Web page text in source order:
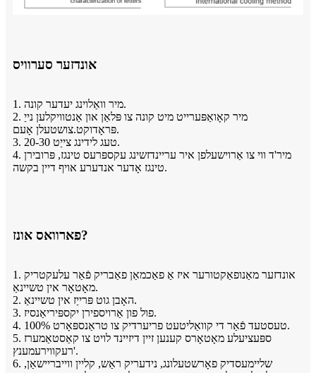
אונדזער סערוויס
1. מיר וואַלוינג יעדער קונה.
2. מיר קאָואַפּערייט מיט קונה צו פּלאַן און אַנטוויקלען נייַ
פּראָדוקט.צושטעלן אָעם.
3. 20-30 טעג לידינג צייַט.
4. מיר'ד ווי צו אַרוישעלפן איר עריינדזשינג עקספּרעס טינגז, פּרובירן
טינגז אָדער אנדערע אויף דיין בקשה.
פארוואס אונז?
1. אונדזער מאַנופאַקטורער איז אַ פאַכמאַן פאַבריק פֿאַר עלעקטריק
מאָטאָר אין טשיינאַ.
2. האָבן גוט פּרייַז אין טשיינאַ.
3. פול פון אַרויספירן יקספּיריאַנסיז.
4. 100% טעסטעד פֿאַר די קוואַליטעט פריערדיק צו טראַנספּאָרט.
5. ספּעציעלע מאָטאָרס קענען זיין דיזיינד לויט צו קאַסטאַמערז
'רעקווירעמענץ.
6. שליימעסדיק פאָרשטעלונג, נידעריק ראַש, קליין ווייבריישאַן,